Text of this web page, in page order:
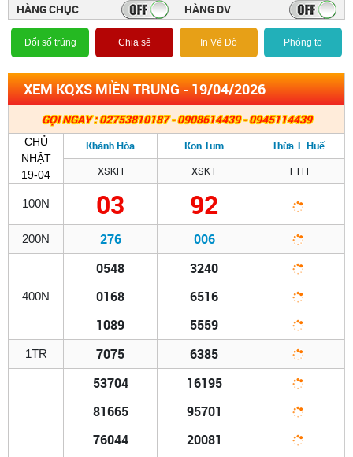
HÀNG CHỤC HÀNG DV
Đổi số trúng Chia sẻ In Vé Dò Phóng to
XEM KQXS MIỀN TRUNG - 19/04/2026
GỌI NGAY : 02753810187 - 0908614439 - 0945114439
CHỦ
NHẬT
19-04
Khánh Hòa Kon Tum Thừa T. Huế
XSKH XSKT TTH
100N 03 92
200N 276 006
400N
0548
0168
1089
3240
6516
5559
1TR 7075 6385
53704
81665
76044
16195
95701
20081